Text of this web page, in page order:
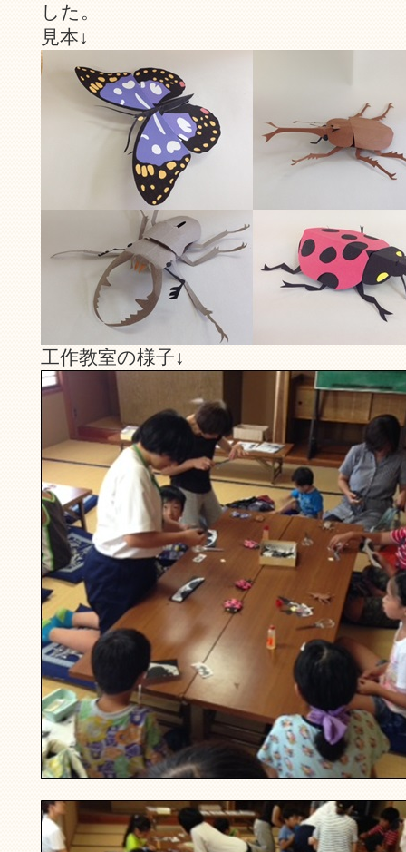
した。
見本↓
工作教室の様子↓